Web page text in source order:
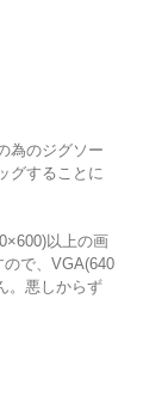
為のジグソー
グすることに
以上の画
で、VGA(640
。悪しからず